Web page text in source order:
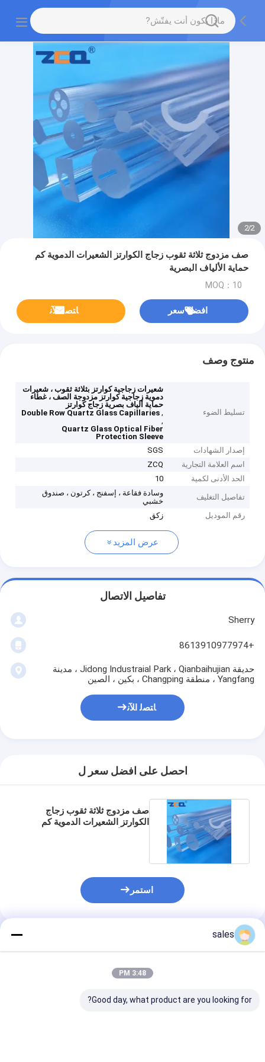
2
/
2
صف مزدوج ثلاثة ثقوب زجاج الكوارتز الشعيرات الدموية كم
حماية الألياف البصرية
MOQ：10
افضل سعر ﺎﺘﺼﻟ ﺍﻶﻧ
منتوج وصف
تسليط الضوء
شعيرات زجاجية كوارتز بثلاثة ثقوب ، شعيرات
دموية زجاجية كوارتز مزدوجة الصف ، غطاء
حماية ألياف بصرية زجاج كوارتز
,
Double Row Quartz Glass Capillaries
,
Quartz Glass Optical Fiber
Protection Sleeve
إصدار الشهادات
SGS
اسم العلامة التجارية
ZCQ
الحد الأدنى لكمية
10
تفاصيل التغليف
وسادة فقاعة ، إسفنج ، كرتون ، صندوق
خشبي
رقم الموديل
زكق
عرض المزيد
تفاصيل الاتصال
Sherry
+8613910977974
حديقة Jidong Industraial Park ، Qianbaihujian ، مدينة
Yangfang ، منطقة Changping ، بكين ، الصين
ﺎﺘﺼﻟ ﺍﻶﻧ
احصل على افضل سعر ل
صف مزدوج ثلاثة ثقوب زجاج
الكوارتز الشعيرات الدموية كم
استمر
المنتجات الموصى بها
sales
3:48 PM
Good day, what product are you looking for?